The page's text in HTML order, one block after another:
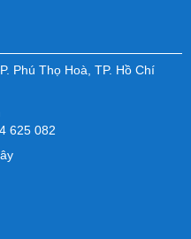
Phú Thọ Hoà, TP. Hồ Chí
625 082